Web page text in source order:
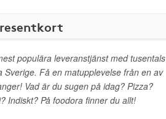
populära leveranstjänst med tusentals
Sverige. Få en matupplevelse från en av
Vad är du sugen på idag? Pizza?
Indiskt? På foodora finner du allt!